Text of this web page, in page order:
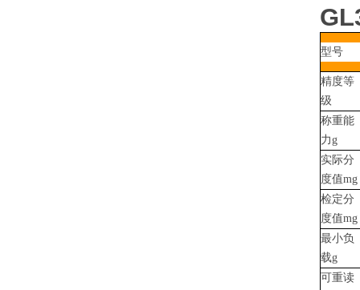
型号
精度等
级
称重能
力g
实际分
度值mg
检定分
度值mg
最小负
载g
可重读